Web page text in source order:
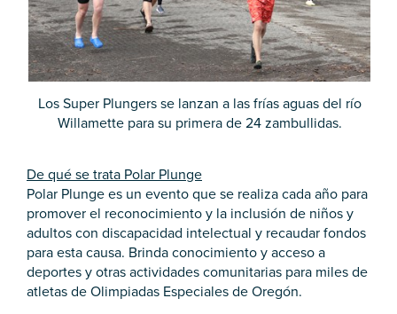
Los Super Plungers se lanzan a las frías aguas del río
Willamette para su primera de 24 zambullidas.
De qué se trata Polar Plunge
Polar Plunge es un evento que se realiza cada año para
promover el reconocimiento y la inclusión de niños y
adultos con discapacidad intelectual y recaudar fondos
para esta causa. Brinda conocimiento y acceso a
deportes y otras actividades comunitarias para miles de
atletas de Olimpiadas Especiales de Oregón.